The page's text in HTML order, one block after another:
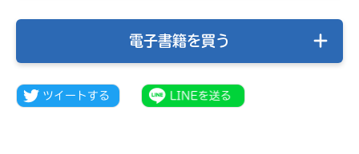
電子書籍を買う